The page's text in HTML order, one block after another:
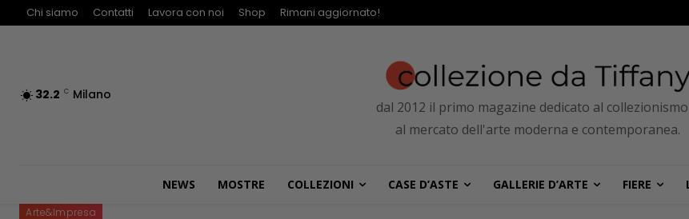
Chi siamo Contatti Lavora con noi Shop Rimani aggiornato!
32.2 C Milano
dal 2012 il primo magazine dedicato al
al mercato dell'arte moderna e contemporanea.
NEWS MOSTRE COLLEZIONI CASE D’ASTE GALLERIE D’ARTE FIERE
Arte&Impresa